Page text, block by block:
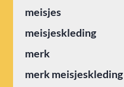
meisjes
meisjeskleding
merk
merk meisjeskleding